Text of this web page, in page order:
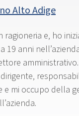
Alto Adige
ragioneria e, ho
19 anni
e mi occupo della